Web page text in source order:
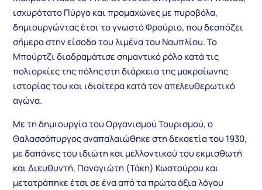
ισχυρότατο Πύργο και προμαχώνες με πυροβόλα,
δημιουργώντας έτσι το γνωστό Φρούριο, που δεσπόζει
σήμερα στην είσοδο του λιμένα του Ναυπλίου. Το
Μπούρτζι διαδραμάτισε σημαντικό ρόλο κατά τις
πολιορκίες της πόλης στη διάρκεια της μακραίωνης
ιστορίας του και ιδιαίτερα κατά τον απελευθερωτικό
αγώνα.
Με τη δημιουργία του Οργανισμού Τουρισμού, ο
Θαλασσόπυργος αναπαλαιώθηκε στη δεκαετία του 1930,
με δαπάνες του ιδιώτη και μελλοντικού του εκμισθωτή
και Διευθυντή, Παναγιώτη (Τάκη) Κωστούρου και
μετατράπηκε έτσι σε ένα από τα πρώτα άξια λόγου